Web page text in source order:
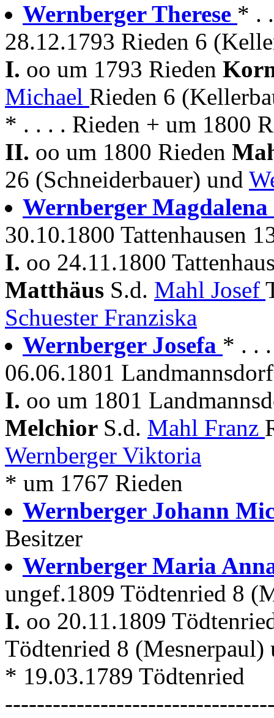
Wernberger Therese * .
28.12.1793 Rieden 6
I. oo um 1793 Rieden
Michael Rieden 6
* . . . . Rieden + um 1800
II. oo um 1800 Rieden
26 (Schneiderbauer) und
Wernberger Magdalena
30.10.1800 Tattenhausen
I. oo 24.11.1800
Matthäus S.d. Mahl Josef
Schuester Franziska
Wernberger Josefa * . .
06.06.1801
I. oo um 1801
Melchior S.d. Mahl Franz
Wernberger Viktoria
* um 1767 Rieden
Wernberger Johann
Besitzer
Wernberger Maria
ungef.1809 Tödtenried 8
I. oo 20.11.1809
Tödtenried 8
* 19.03.1789 Tödtenried